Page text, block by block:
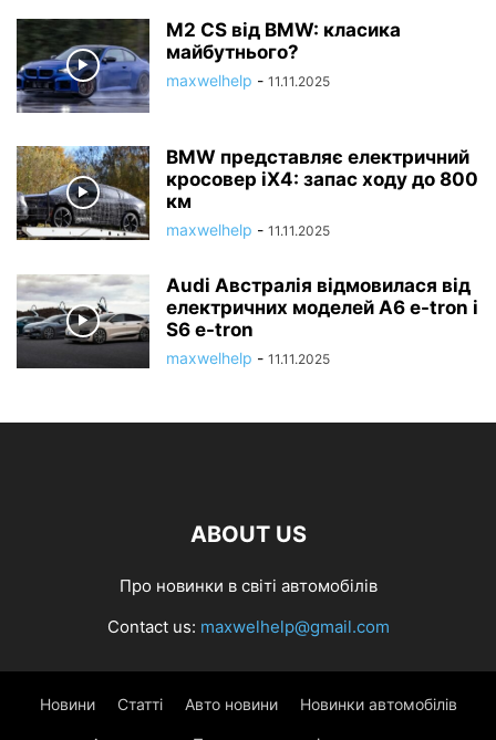
M2 CS від BMW: класика
майбутнього?
maxwelhelp - 11.11.2025
BMW представляє електричний
кросовер iX4: запас ходу до 800
км
maxwelhelp - 11.11.2025
Audi Австралія відмовилася від
електричних моделей A6 e-tron і
S6 e-tron
maxwelhelp - 11.11.2025
ABOUT US
Про новинки в світі автомобілів
Contact us: maxwelhelp@gmail.com
Новини Статті Авто новини Новинки автомобілів